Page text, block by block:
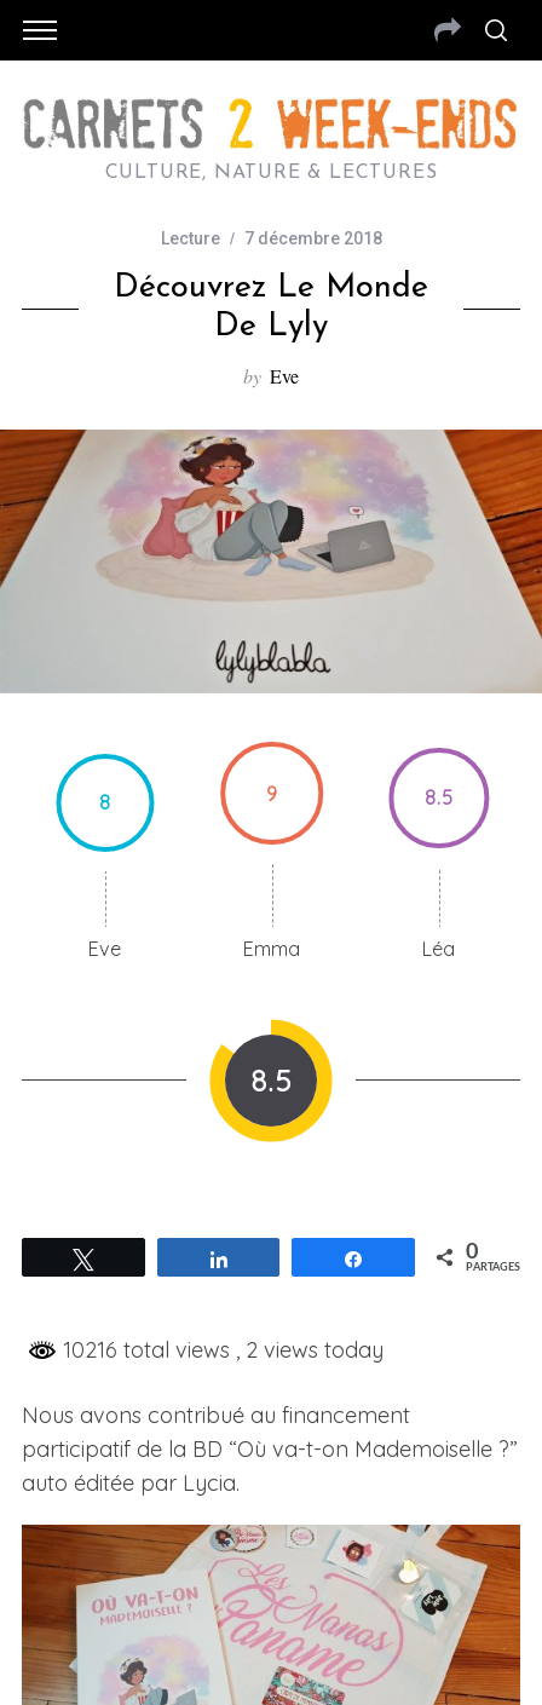
CULTURE, NATURE & LECTURES
Lecture 7 décembre 2018
Découvrez Le Monde
De Lyly
by Eve
8
Eve
9
Emma
8.5
Léa
8.5
Partagez 0
PARTAGES
10216 total views , 2 views today
Nous avons contribué au financement
participatif de la BD “Où va-t-on Mademoiselle ?”
auto éditée par Lycia.